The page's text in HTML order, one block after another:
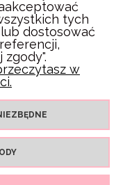
STRONY
tych
dostosować
w